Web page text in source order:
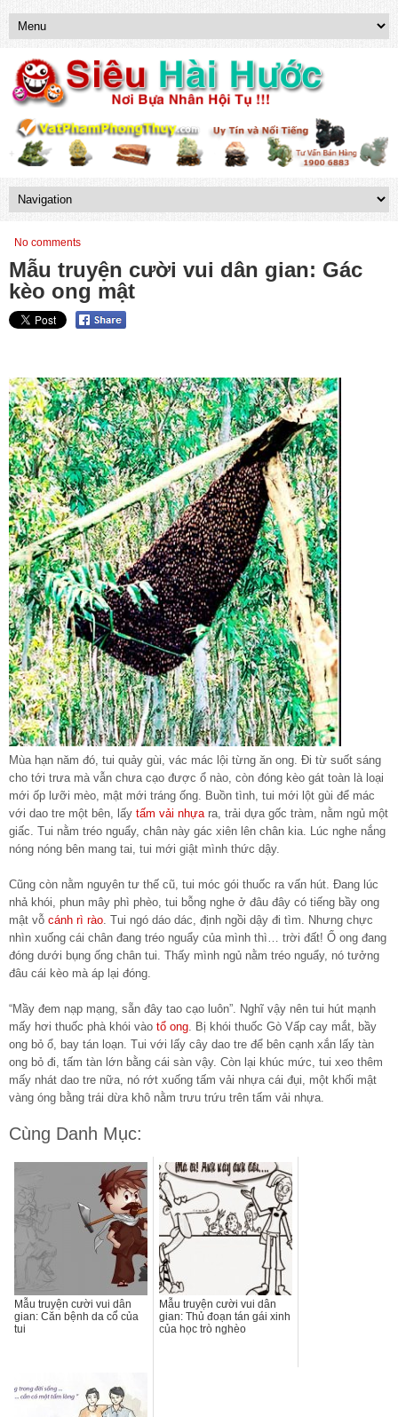
No comments
Mẫu truyện cười vui dân gian: Gác
kèo ong mật
Mùa hạn năm đó, tui quảy gùi, vác mác lội từng ăn ong. Đi từ suốt sáng
cho tới trưa mà vẫn chưa cạo được ổ nào, còn đóng kèo gát toàn là loại
mới ốp lưỡi mèo, mật mới tráng ống. Buồn tình, tui mới lột gùi để mác
với dao tre một bên, lấy tấm vải nhựa ra, trải dựa gốc tràm, nằm ngủ một
giấc. Tui nằm tréo nguẩy, chân này gác xiên lên chân kia. Lúc nghe nắng
nóng nóng bên mang tai, tui mới giật mình thức dậy.
Cũng còn nằm nguyên tư thế cũ, tui móc gói thuốc ra vấn hút. Đang lúc
nhả khói, phun mây phì phèo, tui bỗng nghe ở đâu đây có tiếng bầy ong
mật vỗ cánh rì rào . Tui ngó dáo dác, định ngồi dậy đi tìm. Nhưng chực
nhìn xuống cái chân đang tréo nguẩy của mình thì… trời đất! Ổ ong đang
đóng dưới bụng ống chân tui. Thấy mình ngủ nằm tréo nguẩy, nó tưởng
đâu cái kèo mà áp lại đóng.
“Mầy đem nạp mạng, sẵn đây tao cạo luôn”. Nghĩ vậy nên tui hút mạnh
mấy hơi thuốc phà khói vào tổ ong . Bị khói thuốc Gò Vấp cay mắt, bầy
ong bỏ ổ, bay tán loạn. Tui với lấy cây dao tre để bên cạnh xắn lấy tàn
ong bỏ đi, tấm tàn lớn bằng cái sàn vậy. Còn lại khúc mức, tui xeo thêm
mấy nhát dao tre nữa, nó rớt xuống tấm vải nhựa cái đụi, một khối mật
vàng óng bằng trái dừa khô nằm trưu trứu trên tấm vải nhựa.
Cùng Danh Mục:
Mẫu truyện cười vui dân
gian: Căn bệnh da cổ của
tui
Mẫu truyện cười vui dân
gian: Thủ đoạn tán gái xinh
của học trò nghèo